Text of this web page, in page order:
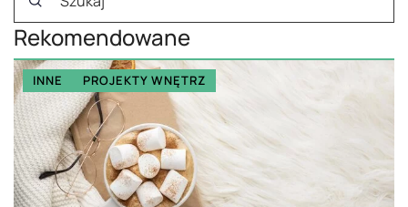
Rekomendowane
INNE PROJEKTY WNĘTRZ